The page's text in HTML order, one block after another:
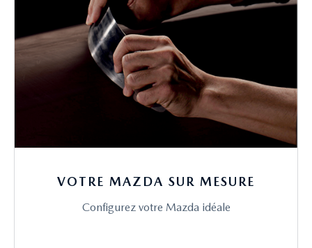
VOTRE MAZDA SUR MESURE
Configurez votre Mazda idéale